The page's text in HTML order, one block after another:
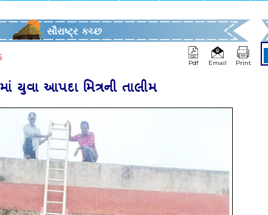
સૌરાષ્ટ્ર કચ્છ
Pdf Email Print
યુવા આપદા મિત્રની તાલીમ